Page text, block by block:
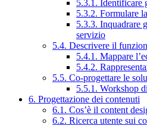
5.3.1. Identificare
5.3.2. Formulare
5.3.3. Inquadrare
servizio
5.4. Descrivere il
5.4.1. Mappare
5.4.2.
5.5. Co-progettare le
5.5.1. Workshop
6. Progettazione dei contenuti
6.1. Cos’è il content
6.2. Ricerca utente sui